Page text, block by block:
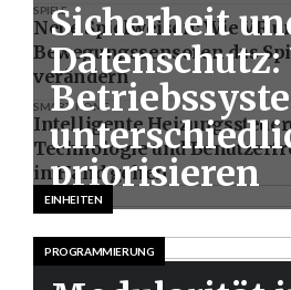
Neue Spielweisen: Wie VR
Bewegungssensoren das
verändern
SPIELE
Intelligente
Technologie und
in Hand gehen
SMART HOME
Sicherheit
Datenschutz:
priorisieren
EINHEITEN
PROGRAMMIERUNG